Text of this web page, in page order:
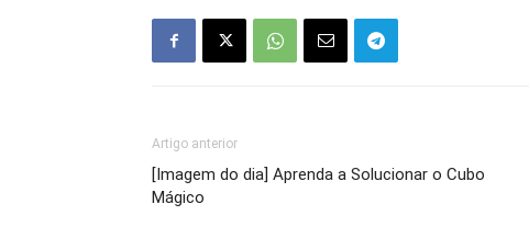
Artigo anterior
[Imagem do dia] Aprenda a Solucionar o Cubo
Mágico